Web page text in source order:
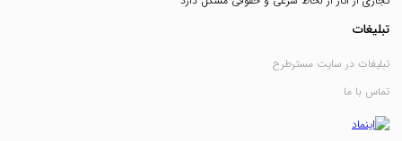
تبلیغات
تبلیغات در سایت مسترطرح
تماس با ما